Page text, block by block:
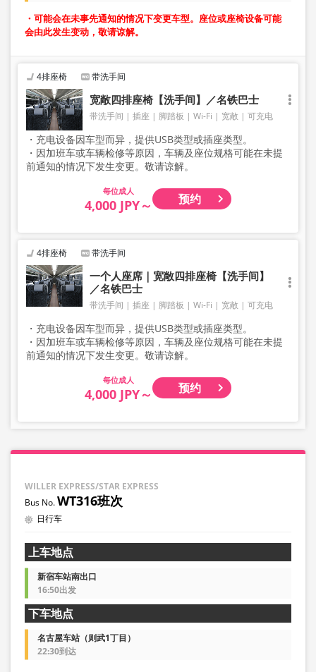
・可能会在未事先通知的情况下变更车型。座位或座椅设备可能
会由此发生变动，敬请谅解。
4排座椅 带洗手间
宽敞四排座椅【洗手间】／名铁巴士
带洗手间 插座 脚踏板 Wi-Fi 宽敞 可充电
・充电设备因车型而异，提供USB类型或插座类型。
・因加班车或车辆检修等原因，车辆及座位规格可能在未提
前通知的情况下发生变更。敬请谅解。
成人
4,000 JPY～ 预约
4排座椅 带洗手间
一个人座席｜宽敞四排座椅【洗手间】
／名铁巴士
带洗手间 插座 脚踏板 Wi-Fi 宽敞 可充电
・充电设备因车型而异，提供USB类型或插座类型。
・因加班车或车辆检修等原因，车辆及座位规格可能在未提
前通知的情况下发生变更。敬请谅解。
成人
4,000 JPY～ 预约
WILLER EXPRESS/STAR EXPRESS
WT316班次
日行车
上车地点
新宿车站南出口
16:50出发
下车地点
名古屋车站（则武1丁目）
22:30到达